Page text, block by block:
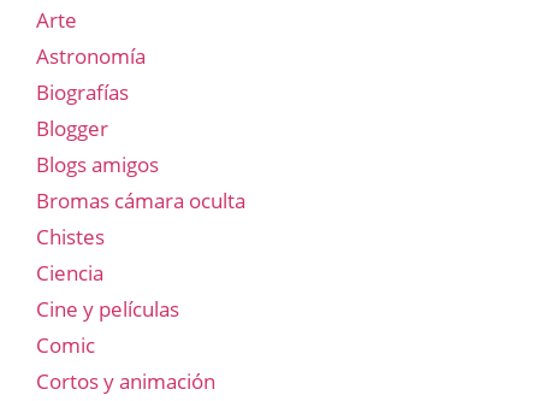
Arte
Astronomía
Biografías
Blogger
Blogs amigos
Bromas cámara oculta
Chistes
Ciencia
Cine y películas
Comic
Cortos y animación